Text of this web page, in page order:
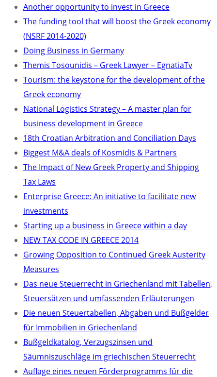
Another opportunity to invest in Greece
The funding tool that will boost the Greek economy
(NSRF 2014-2020)
Doing Business in Germany
Themis Tosounidis – Greek Lawyer – EgnatiaTv
Tourism: the keystone for the development of the
Greek economy
National Logistics Strategy – A master plan for
business development in Greece
18th Croatian Arbitration and Conciliation Days
Biggest M&A deals of Kosmidis & Partners
The Impact of New Greek Property and Shipping
Tax Laws
Enterprise Greece: An initiative to facilitate new
investments
Starting up a business in Greece within a day
NEW TAX CODE IN GREECE 2014
Growing Opposition to Continued Greek Austerity
Measures
Das neue Steuerrecht in Griechenland mit Tabellen,
Steuersätzen und umfassenden Erläuterungen
Die neuen Steuertabellen, Abgaben und Bußgelder
für Immobilien in Griechenland
Bußgeldkatalog, Verzugszinsen und
Säumniszuschläge im griechischen Steuerrecht
Auflage eines neuen Förderprogramms für die